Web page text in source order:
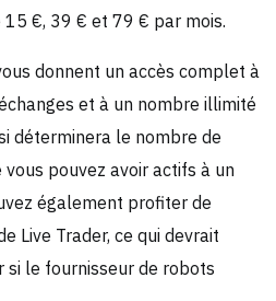
€, 39 € et 79 € par mois.
donnent un accès complet à
et à un nombre illimité
déterminera le nombre de
pouvez avoir actifs à un
également profiter de
Live Trader, ce qui devrait
si le fournisseur de robots